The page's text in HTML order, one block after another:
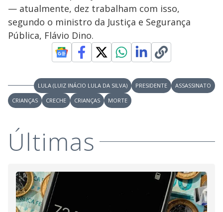
— atualmente, dez trabalham com isso,
segundo o ministro da Justiça e Segurança
Pública, Flávio Dino.
LULA (LUIZ INÁCIO LULA DA SILVA) PRESIDENTE
ASSASSINATO
CRIANÇAS
CRECHE CRIANÇAS MORTE
Últimas